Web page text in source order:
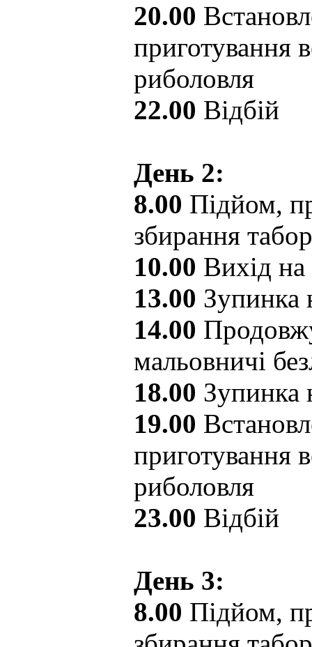
20.00
приготування
риболовля
22.00 Відбій
День 2:
8.00 Підйом,
збирання
10.00 Вихід на
13.00 Зупинка
14.00
мальовничі
18.00 Зупинка
19.00
приготування
риболовля
23.00 Відбій
День 3:
8.00 Підйом,